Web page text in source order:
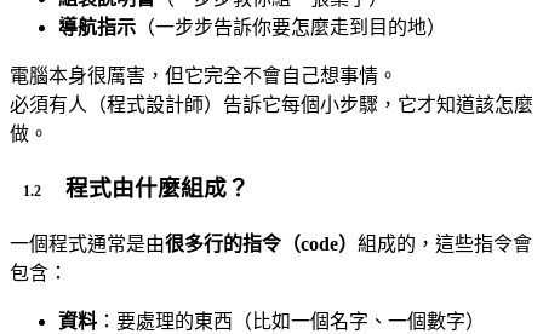
導航指示 （一步步告訴你要怎麼走到目的地）
電腦本身很厲害，但它完全不會自己想事情。
必須有人（程式設計師）告訴它每個小步驟，它才知道該怎麼
做。
程式由什麼組成？
一個程式通常是由很多行的指令（code） 組成的，這些指令會
包含：
資料 ：要處理的東西（比如一個名字、一個數字）